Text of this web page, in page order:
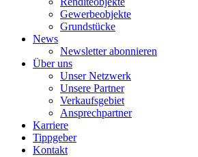
Gewerbeobjekte
Grundstücke
News
Newsletter abonnieren
Über uns
Unser Netzwerk
Unsere Partner
Verkaufsgebiet
Ansprechpartner
Karriere
Tippgeber
Kontakt